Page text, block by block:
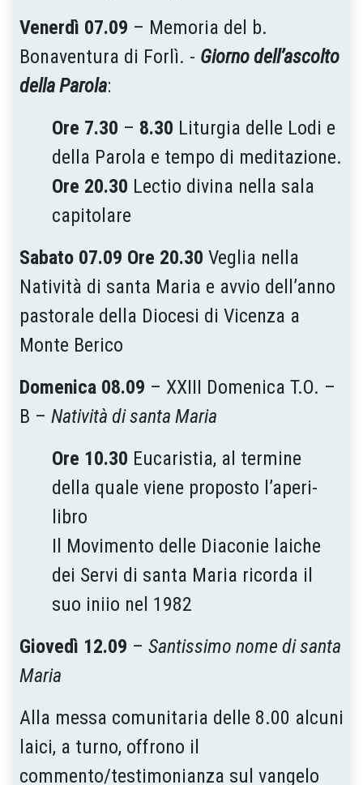
Venerdì 07.09 – Memoria del b.
Bonaventura di Forlì. - Giorno dell’ascolto
della Parola:
Ore 7.30 – 8.30 Liturgia delle Lodi e
della Parola e tempo di meditazione.
Ore 20.30 Lectio divina nella sala
capitolare
Sabato 07.09 Ore 20.30 Veglia nella
Natività di santa Maria e avvio dell’anno
pastorale della Diocesi di Vicenza a
Monte Berico
Domenica 08.09 – XXIII Domenica T.O. –
B – Natività di santa Maria
Ore 10.30 Eucaristia, al termine
della quale viene proposto l’aperi-
libro
Il Movimento delle Diaconie laiche
dei Servi di santa Maria ricorda il
suo iniio nel 1982
Giovedì 12.09 – Santissimo nome di santa
Maria
Alla messa comunitaria delle 8.00 alcuni
laici, a turno, offrono il
commento/testimonianza sul vangelo